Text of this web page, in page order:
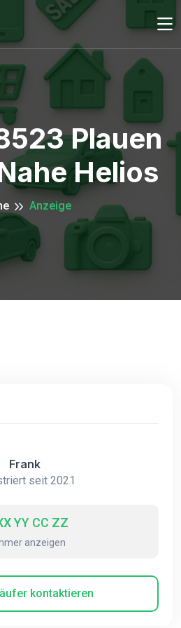
Plauen
Helios
Anzeige
Frank
seit 2021
YY CC ZZ
anzeigen
kontaktieren